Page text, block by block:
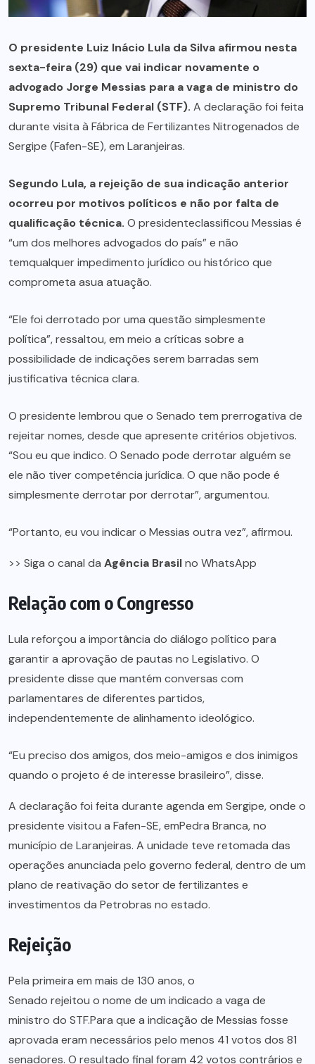
O presidente Luiz Inácio Lula da Silva afirmou nesta
sexta-feira (29) que vai indicar novamente o
advogado Jorge Messias para a vaga de ministro do
Supremo Tribunal Federal (STF). A declaração foi feita
durante visita à Fábrica de Fertilizantes Nitrogenados de
Sergipe (Fafen-SE), em Laranjeiras.
Segundo Lula, a rejeição de sua indicação anterior
ocorreu por motivos políticos e não por falta de
qualificação técnica. O presidenteclassificou Messias é
“um dos melhores advogados do país” e não
temqualquer impedimento jurídico ou histórico que
comprometa asua atuação.
“Ele foi derrotado por uma questão simplesmente
política”, ressaltou, em meio a críticas sobre a
possibilidade de indicações serem barradas sem
justificativa técnica clara.
O presidente lembrou que o Senado tem prerrogativa de
rejeitar nomes, desde que apresente critérios objetivos.
“Sou eu que indico. O Senado pode derrotar alguém se
ele não tiver competência jurídica. O que não pode é
simplesmente derrotar por derrotar”, argumentou.
“Portanto, eu vou indicar o Messias outra vez”, afirmou.
>> Siga o canal da Agência Brasilno WhatsApp
Relação com o Congresso
Lula reforçou a importância do diálogo político para
garantir a aprovação de pautas no Legislativo. O
presidente disse que mantém conversas com
parlamentares de diferentes partidos,
independentemente de alinhamento ideológico.
“Eu preciso dos amigos, dos meio-amigos e dos inimigos
quando o projeto é de interesse brasileiro”, disse.
A declaração foi feita durante agenda em Sergipe, onde o
presidente visitou a Fafen-SE, emPedra Branca, no
município de Laranjeiras. A unidade teve retomada das
operações anunciada pelo governo federal, dentro de um
plano de reativação do setor de fertilizantes e
investimentos da Petrobras no estado.
Rejeição
Pela primeira em mais de 130 anos, o
Senado rejeitou o nome de um indicado a vaga de
ministro do STF.Para que a indicação de Messias fosse
aprovada eram necessários pelo menos 41 votos dos 81
senadores. O resultado final foram 42 votos contrários e